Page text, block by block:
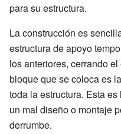
para su estructura.
La construcción es
estructura de apoyo
los anteriores, cerrando
bloque que se coloca es
toda la estructura. Esta
un mal diseño o montaje
derrumbe.